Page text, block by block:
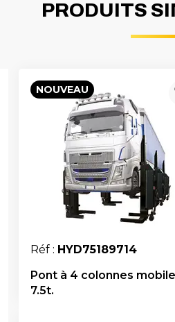
PRODUITS
NOUVEAU
Réf : HYD75189714
Pont à 4 colonnes
7.5t.